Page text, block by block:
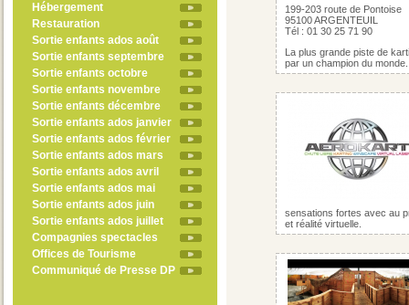
Hébergement
Restauration
Sortie enfants ados août
Sortie enfants septembre
Sortie enfants octobre
Sortie enfants novembre
Sortie enfants décembre
Sortie enfants ados janvier
Sortie enfants ados février
Sortie enfants ados mars
Sortie enfants ados avril
Sortie enfants ados mai
Sortie enfants ados juin
Sortie enfants ados juillet
Compagnies spectacles
Offices de Tourisme
Communiqué de Presse DP
199-203 route de Pontoise
95100 ARGENTEUIL
Tél : 01 30 25 71 90
La plus grande piste de
par un champion du
sensations fortes avec au
et réalité virtuelle.